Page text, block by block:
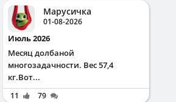
Марусичка
01-08-2026
Июль 2026
Месяц долбаной
многозадачности. Вес 57,4
кг.Вот...
11 79